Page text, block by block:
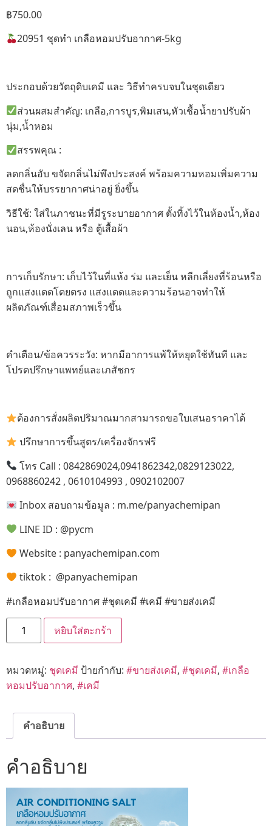
฿750.00
20951 ชุดทำ เกลือหอมปรับอากาศ-5kg
ประกอบด้วยวัตถุดิบเคมี และ วิธีทำครบจบในชุดเดียว
ส่วนผสมสำคัญ: เกลือ,การบูร,พิมเสน,หัวเชื้อน้ำยาปรับผ้า
นุ่ม,น้ำหอม
สรรพคุณ :
ลดกลิ่นอับ ขจัดกลิ่นไม่พึงประสงค์ พร้อมความหอมเพิ่มความ
สดชื่นให้บรรยากาศน่าอยู่ ยิ่งขึ้น
วิธีใช้: ใส่ในภาชนะที่มีรูระบายอากาศ ตั้งทิ้งไว้ในห้องน้ำ,ห้อง
นอน,ห้องนั่งเลน หรือ ตู้เสื้อผ้า
การเก็บรักษา: เก็บไว้ในที่แห้ง ร่ม และเย็น หลีกเลี่ยงที่ร้อนหรือ
ถูกแสงแดดโดยตรง แสงแดดและความร้อนอาจทำให้
ผลิตภัณฑ์เสื่อมสภาพเร็วขึ้น
คำเตือน/ข้อควรระวัง: หากมีอาการแพ้ให้หยุดใช้ทันที และ
โปรดปรึกษาแพทย์และเภสัชกร
ต้องการสั่งผลิตปริมาณมากสามารถขอใบเสนอราคาได้
ปรึกษาการขึ้นสูตร/เครื่องจักรฟรี
โทร Call : 0842869024,0941862342,0829123022,
0968860242 , 0610104993 , 0902102007
Inbox สอบถามข้อมูล : m.me/panyachemipan
LINE ID : @pycm
Website : panyachemipan.com
tiktok : @panyachemipan
#เกลือหอมปรับอากาศ #ชุดเคมี #เคมี #ขายส่งเคมี
หยิบใส่ตะกร้า
หมวดหมู่: ชุดเคมี ป้ายกำกับ: #ขายส่งเคมี, #ชุดเคมี, #เกลือ
หอมปรับอากาศ, #เคมี
คำอธิบาย
คำอธิบาย